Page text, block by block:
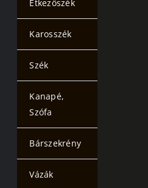
Étkezőszék
Karosszék
Szék
Kanapé,
Szófa
Bárszekrény
Vázák